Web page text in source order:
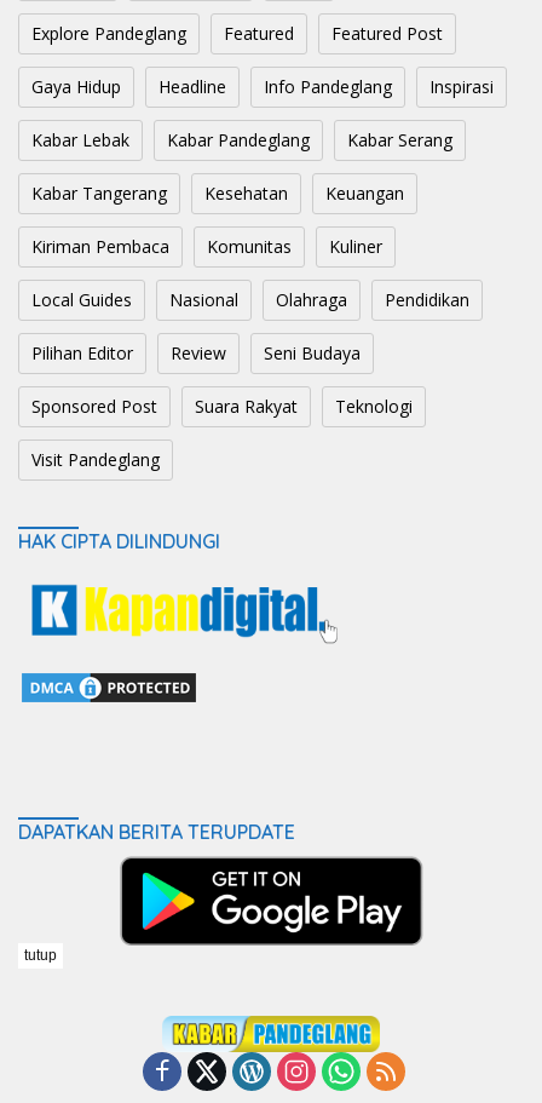
Explore Pandeglang Featured Featured Post
Gaya Hidup Headline Info Pandeglang Inspirasi
Kabar Lebak Kabar Pandeglang Kabar Serang
Kabar Tangerang Kesehatan Keuangan
Kiriman Pembaca Komunitas Kuliner
Local Guides Nasional Olahraga Pendidikan
Pilihan Editor Review Seni Budaya
Sponsored Post Suara Rakyat Teknologi
Visit Pandeglang
HAK CIPTA DILINDUNGI
DAPATKAN BERITA TERUPDATE
tutup